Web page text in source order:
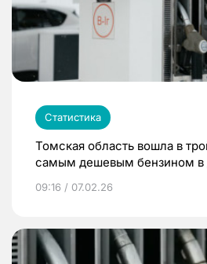
Статистика
Томская область вошла в
самым дешевым бензином в
09:16 / 07.02.26